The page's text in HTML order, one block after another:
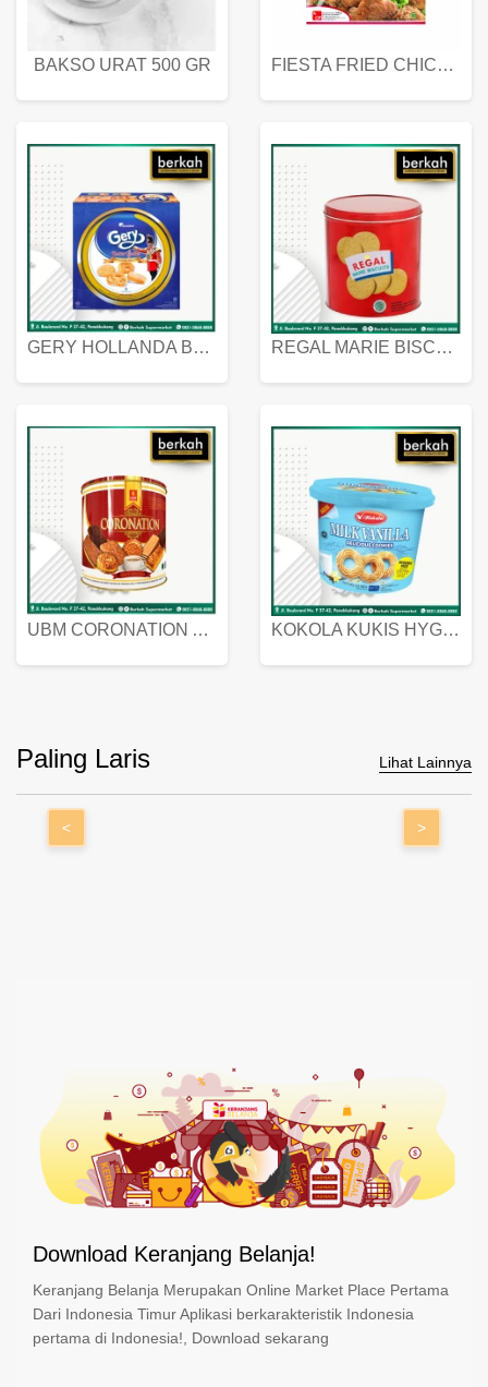
BAKSO URAT 500 GR FIESTA FRIED CHICKEN 500 GR
GERY HOLLANDA BUTTER COOKIES 450 GRAM REGAL MARIE BISCUIT KALENG 550 GRAM
UBM CORONATION ASSORTED BISKUIT KALENG 450 GRAM KOKOLA KUKIS HYGIENIC MILK VANILLA PACK 320 GR
Paling Laris Lihat Lainnya
< >
Download Keranjang Belanja!
Keranjang Belanja Merupakan Online Market Place Pertama
Dari Indonesia Timur Aplikasi berkarakteristik Indonesia
pertama di Indonesia!, Download sekarang